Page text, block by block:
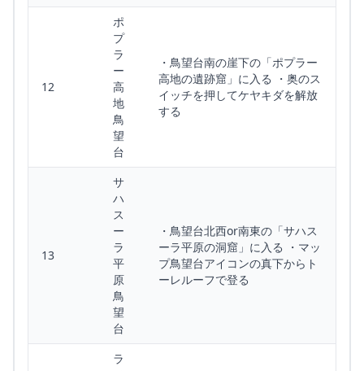
12
ポ
プ
ラ
ー
高
地
鳥
望
台
・鳥望台南の崖下の「ポプラー
高地の遺跡窟」に入る ・奥のス
イッチを押してケヤキダを解放
する
13
サ
ハ
ス
ー
ラ
平
原
鳥
望
台
・鳥望台北西or南東の「サハス
ーラ平原の洞窟」に入る ・マッ
プ鳥望台アイコンの真下からト
ーレルーフで登る
ラ